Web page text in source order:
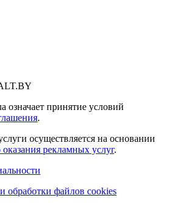
означает принятие условий
.
осуществляется на основании
рекламных услуг.
обработки файлов cookies